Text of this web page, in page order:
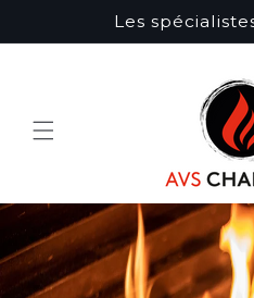
au
Les